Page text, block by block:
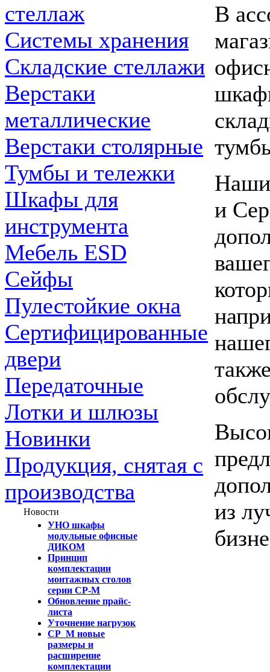
стеллаж
Системы хранения
Складские стеллажи
Верстаки
металлические
Верстаки столярные
Тумбы и тележки
Шкафы для
инструмента
Мебель ESD
Сейфы
Пулестойкие окна
Сертифицированные
двери
Передаточные
Лотки и шлюзы
Новинки
Продукция, снятая с
производства
Новости
УНО шкафы
модульные офисные
ДИКОМ
Принцип
комплектации
монтажных столов
серии СР-М
Обновление прайс-
листа
Уточнение нагрузок
СР_М новые
размеры и
расширение
комплектации
В
и
из